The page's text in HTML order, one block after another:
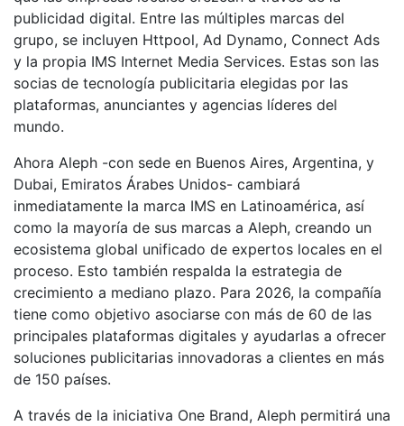
publicidad digital. Entre las múltiples marcas del
grupo, se incluyen Httpool, Ad Dynamo, Connect Ads
y la propia IMS Internet Media Services. Estas son las
socias de tecnología publicitaria elegidas por las
plataformas, anunciantes y agencias líderes del
mundo.
Ahora Aleph -con sede en Buenos Aires, Argentina, y
Dubai, Emiratos Árabes Unidos- cambiará
inmediatamente la marca IMS en Latinoamérica, así
como la mayoría de sus marcas a Aleph, creando un
ecosistema global unificado de expertos locales en el
proceso. Esto también respalda la estrategia de
crecimiento a mediano plazo. Para 2026, la compañía
tiene como objetivo asociarse con más de 60 de las
principales plataformas digitales y ayudarlas a ofrecer
soluciones publicitarias innovadoras a clientes en más
de 150 países.
A través de la iniciativa One Brand, Aleph permitirá una